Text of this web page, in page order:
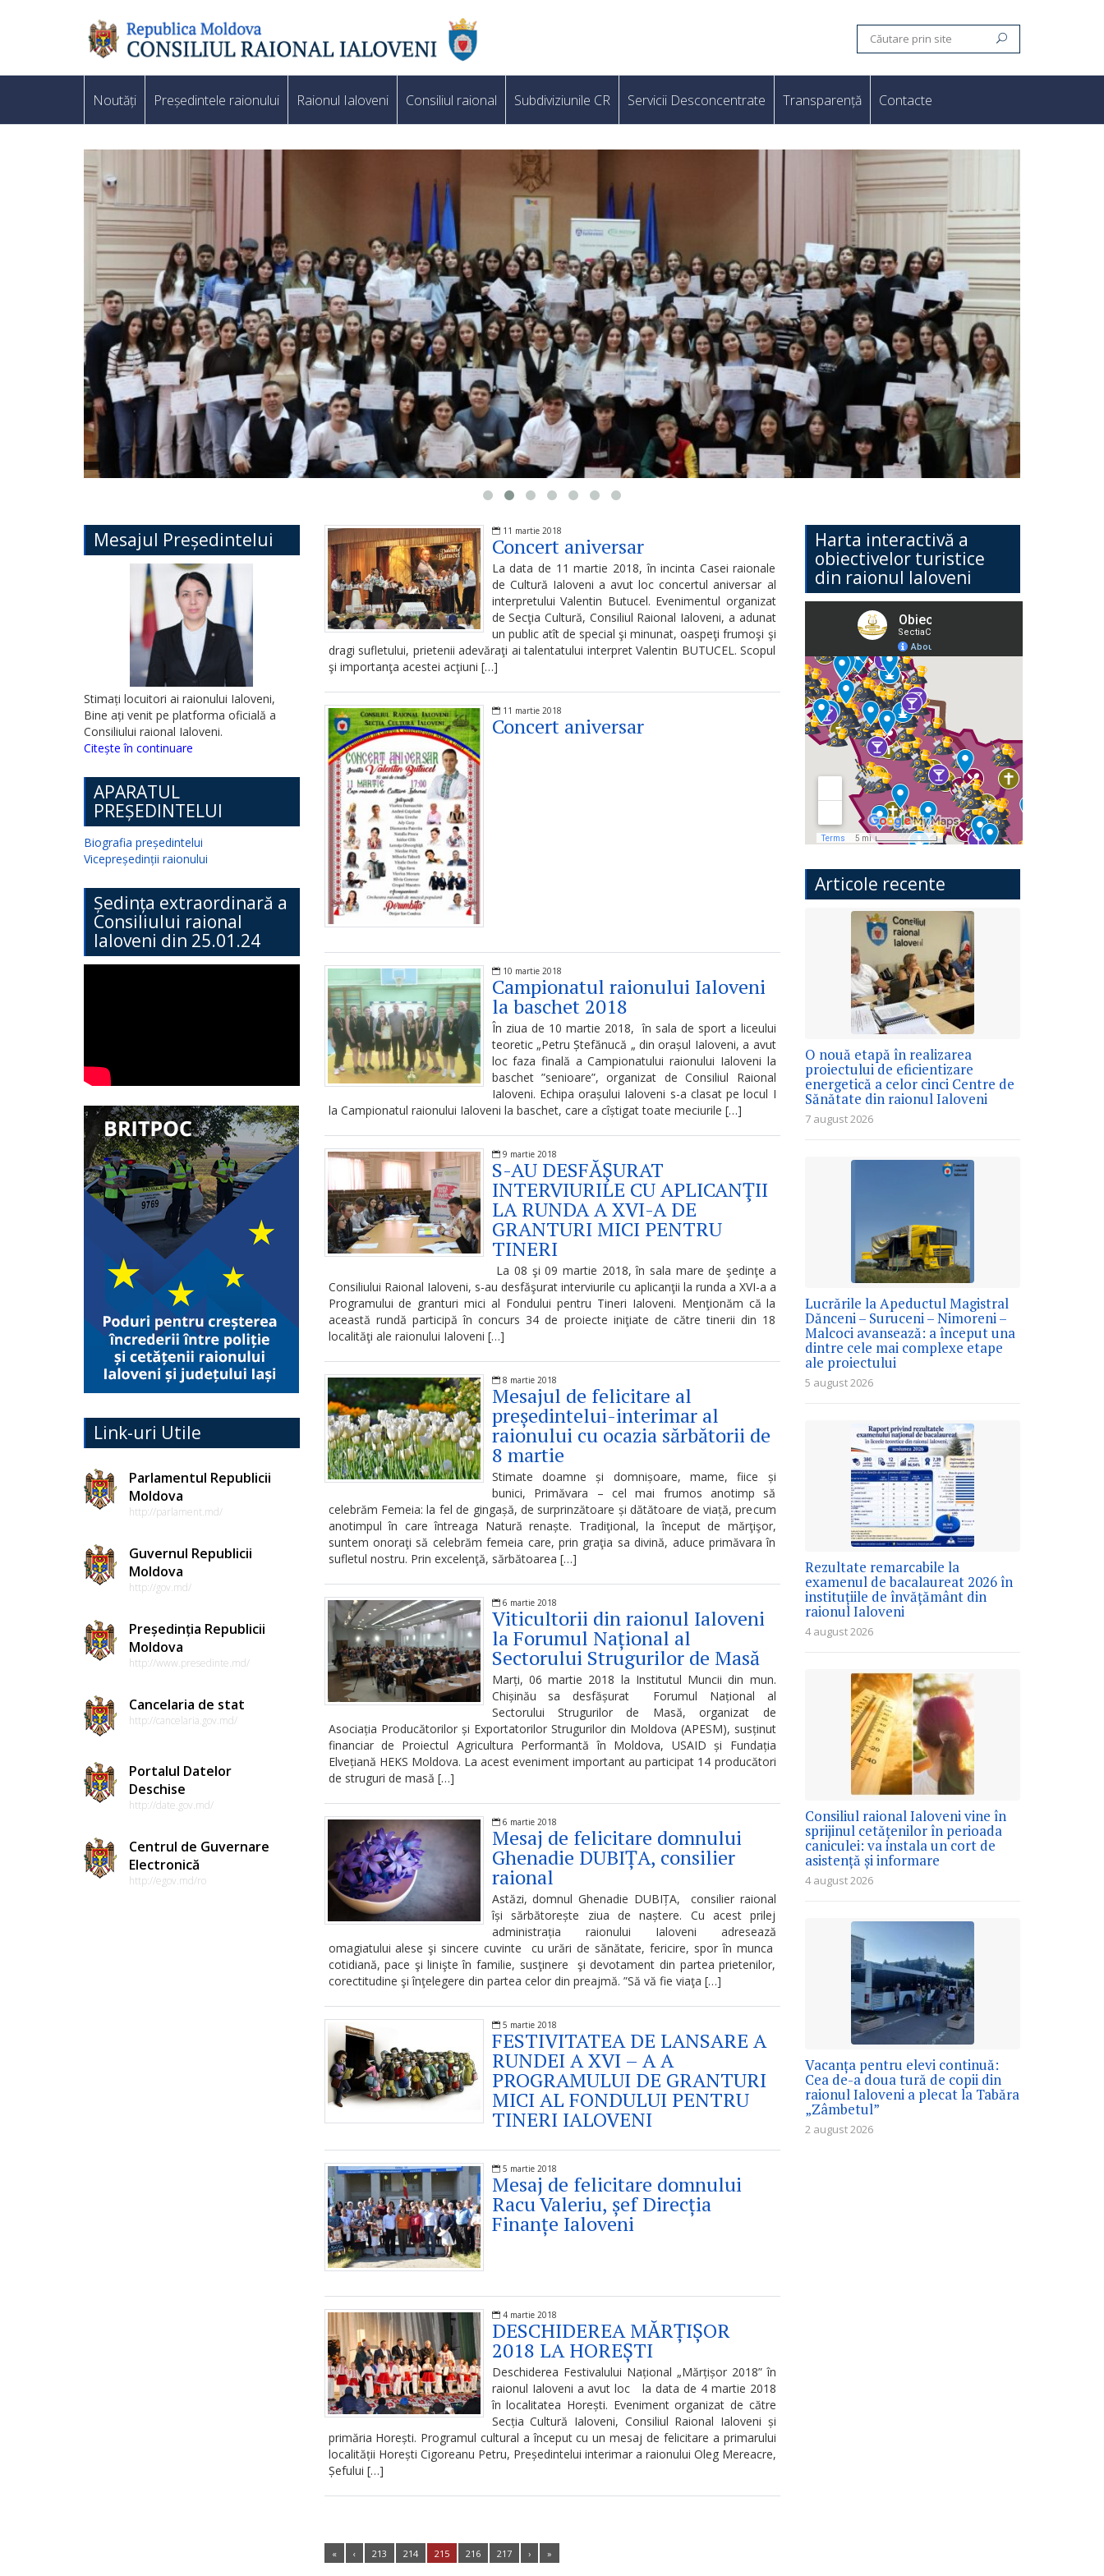
Noutăți Președintele raionului Raionul Ialoveni Consiliul raional Subdiviziunile CR Servicii Desconcentrate Transparență Contacte
Mesajul Președintelui
Stimați locuitori ai raionului Ialoveni,
Bine ați venit pe platforma oficială a
Consiliului raional Ialoveni.
Citește în continuare
APARATUL
PREȘEDINTELUI
Biografia președintelui
Vicepreședinții raionului
Ședința extraordinară a
Consiliului raional
Ialoveni din 25.01.24
Link-uri Utile
Parlamentul Republicii
Moldova
http://parlament.md/
Guvernul Republicii
Moldova
http://gov.md/
Președinția Republicii
Moldova
http://www.presedinte.md/
Cancelaria de stat
http://cancelaria.gov.md/
Portalul Datelor
Deschise
http://date.gov.md/
Centrul de Guvernare
Electronică
http://egov.md/ro
11 martie 2018
Concert aniversar
La data de 11 martie 2018, în incinta Casei raionale
de Cultură Ialoveni a avut loc concertul aniversar al
interpretului Valentin Butucel. Evenimentul organizat
de Secţia Cultură, Consiliul Raional Ialoveni, a adunat
un public atît de special şi minunat, oaspeţi frumoşi şi
dragi sufletului, prietenii adevăraţi ai talentatului interpret Valentin BUTUCEL. Scopul
şi importanţa acestei acţiuni […]
11 martie 2018
Concert aniversar
10 martie 2018
Campionatul raionului Ialoveni
la baschet 2018
În ziua de 10 martie 2018, în sala de sport a liceului
teoretic „Petru Ștefănucă „ din orașul Ialoveni, a avut
loc faza finală a Campionatului raionului Ialoveni la
baschet ”senioare”, organizat de Consiliul Raional
Ialoveni. Echipa orașului Ialoveni s-a clasat pe locul I
la Campionatul raionului Ialoveni la baschet, care a cîștigat toate meciurile […]
9 martie 2018
S-AU DESFĂŞURAT
INTERVIURILE CU APLICANŢII
LA RUNDA A XVI-A DE
GRANTURI MICI PENTRU
TINERI
La 08 şi 09 martie 2018, în sala mare de şedinţe a
Consiliului Raional Ialoveni, s-au desfăşurat interviurile cu aplicanţii la runda a XVI-a a
Programului de granturi mici al Fondului pentru Tineri Ialoveni. Menţionăm că la
această rundă participă în concurs 34 de proiecte iniţiate de către tinerii din 18
localităţi ale raionului Ialoveni […]
8 martie 2018
Mesajul de felicitare al
președintelui-interimar al
raionului cu ocazia sărbătorii de
8 martie
Stimate doamne și domnișoare, mame, fiice și
bunici, Primăvara – cel mai frumos anotimp să
celebrăm Femeia: la fel de gingașă, de surprinzătoare și dătătoare de viață, precum
anotimpul în care întreaga Natură renaște. Tradiţional, la început de mărţişor,
suntem onoraţi să celebrăm femeia care, prin graţia sa divină, aduce primăvara în
sufletul nostru. Prin excelenţă, sărbătoarea […]
6 martie 2018
Viticultorii din raionul Ialoveni
la Forumul Național al
Sectorului Strugurilor de Masă
Marți, 06 martie 2018 la Institutul Muncii din mun.
Chișinău sa desfășurat Forumul Național al
Sectorului Strugurilor de Masă, organizat de
Asociația Producătorilor și Exportatorilor Strugurilor din Moldova (APESM), susținut
financiar de Proiectul Agricultura Performantă în Moldova, USAID și Fundația
Elvețiană HEKS Moldova. La acest eveniment important au participat 14 producători
de struguri de masă […]
6 martie 2018
Mesaj de felicitare domnului
Ghenadie DUBIȚA, consilier
raional
Astăzi, domnul Ghenadie DUBIȚA, consilier raional
își sărbătorește ziua de naștere. Cu acest prilej
administrația raionului Ialoveni adresează
omagiatului alese şi sincere cuvinte cu urări de sănătate, fericire, spor în munca
cotidiană, pace şi linişte în familie, susţinere şi devotament din partea prietenilor,
corectitudine şi înţelegere din partea celor din preajmă. ”Să vă fie viaţa […]
5 martie 2018
FESTIVITATEA DE LANSARE A
RUNDEI A XVI – A A
PROGRAMULUI DE GRANTURI
MICI AL FONDULUI PENTRU
TINERI IALOVENI
5 martie 2018
Mesaj de felicitare domnului
Racu Valeriu, șef Direcția
Finanțe Ialoveni
4 martie 2018
DESCHIDEREA MĂRȚIȘOR
2018 LA HOREȘTI
Deschiderea Festivalului Național „Mărțișor 2018” în
raionul Ialoveni a avut loc la data de 4 martie 2018
în localitatea Horești. Eveniment organizat de către
Secția Cultură Ialoveni, Consiliul Raional Ialoveni și
primăria Horești. Programul cultural a început cu un mesaj de felicitare a primarului
localității Horești Cigoreanu Petru, Președintelui interimar a raionului Oleg Mereacre,
Șefului […]
« ‹ 213 214 215 216 217 › »
Harta interactivă a
obiectivelor turistice
din raionul Ialoveni
Articole recente
O nouă etapă în realizarea
proiectului de eficientizare
energetică a celor cinci Centre de
Sănătate din raionul Ialoveni
7 august 2026
Lucrările la Apeductul Magistral
Dănceni – Suruceni – Nimoreni –
Malcoci avansează: a început una
dintre cele mai complexe etape
ale proiectului
5 august 2026
Rezultate remarcabile la
examenul de bacalaureat 2026 în
instituțiile de învățământ din
raionul Ialoveni
4 august 2026
Consiliul raional Ialoveni vine în
sprijinul cetățenilor în perioada
caniculei: va instala un cort de
asistență și informare
4 august 2026
Vacanța pentru elevi continuă:
Cea de-a doua tură de copii din
raionul Ialoveni a plecat la Tabăra
„Zâmbetul”
2 august 2026